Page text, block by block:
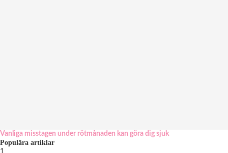
Vanliga misstagen under rötmånaden kan göra dig sjuk
Populära artiklar
1